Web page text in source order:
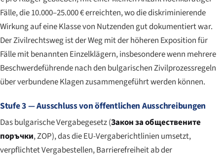
Fälle, die 10.000–25.000 € erreichten, wo die diskriminierende
Wirkung auf eine Klasse von Nutzenden gut dokumentiert war.
Der Zivilrechtsweg ist der Weg mit der höheren Exposition für
Fälle mit benannten Einzelklägern, insbesondere wenn mehrere
Beschwerdeführende nach den bulgarischen Zivilprozessregeln
über verbundene Klagen zusammengeführt werden können.
Stufe 3 — Ausschluss von öffentlichen Ausschreibungen
Das bulgarische Vergabegesetz (Закон за обществените
поръчки, ZOP), das die EU-Vergaberichtlinien umsetzt,
verpflichtet Vergabestellen, Barrierefreiheit ab der